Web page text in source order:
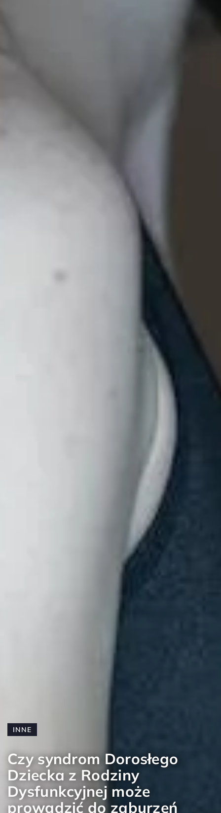
INNE
Czy syndrom Dorosłego
Dziecka z Rodziny
Dysfunkcyjnej może
prowadzić do zaburzeń